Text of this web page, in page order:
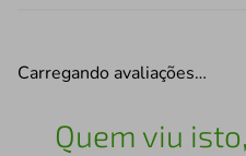
Carregando avaliações…
Quem viu